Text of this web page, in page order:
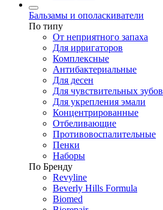
Бальзамы и ополаскиватели
По типу
От неприятного запаха
Для ирригаторов
Комплексные
Антибактериальные
Для десен
Для чувствительных зубов
Для укрепления эмали
Концентрированные
Отбеливающие
Противовоспалительные
Пенки
Наборы
По Бренду
Revyline
Beverly Hills Formula
Biomed